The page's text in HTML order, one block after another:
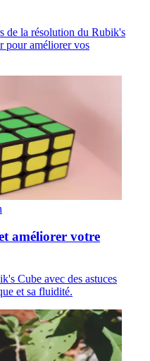
de la résolution du Rubik's
pour améliorer vos
améliorer votre
Cube avec des astuces
et sa fluidité.